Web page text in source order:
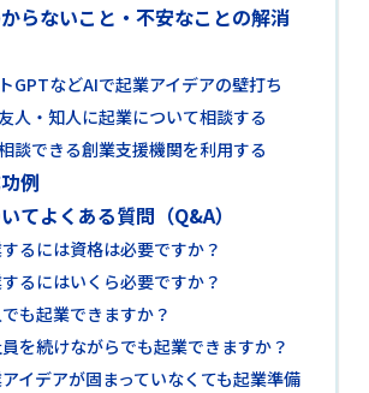
らないこと・不安なことの解消
GPTなどAIで起業アイデアの壁打ち
人・知人に起業について相談する
談できる創業支援機関を利用する
例
てよくある質問（Q&A）
るには資格は必要ですか？
るにはいくら必要ですか？
も起業できますか？
を続けながらでも起業できますか？
イデアが固まっていなくても起業準備